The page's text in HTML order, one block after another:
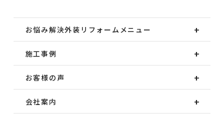
お悩み解決外装 リフォームメニュー
施工事例
お客様の声
会社案内